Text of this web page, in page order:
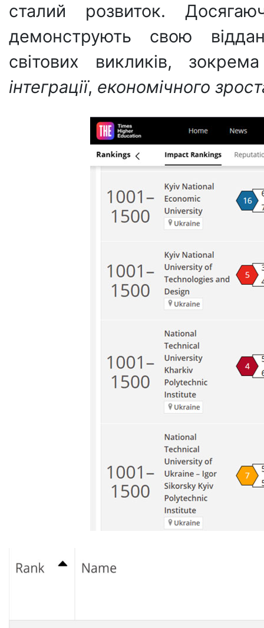
сталий розвиток.
демонструють свою
світових викликів,
інтеграції, економічного